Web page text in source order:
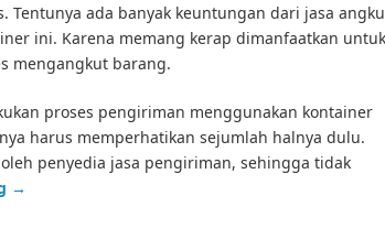
Tentunya ada banyak keuntungan dari jasa
ini. Karena memang kerap dimanfaatkan untuk
mengangkut barang.
proses pengiriman menggunakan kontainer
harus memperhatikan sejumlah halnya dulu.
penyedia jasa pengiriman, sehingga tidak
→